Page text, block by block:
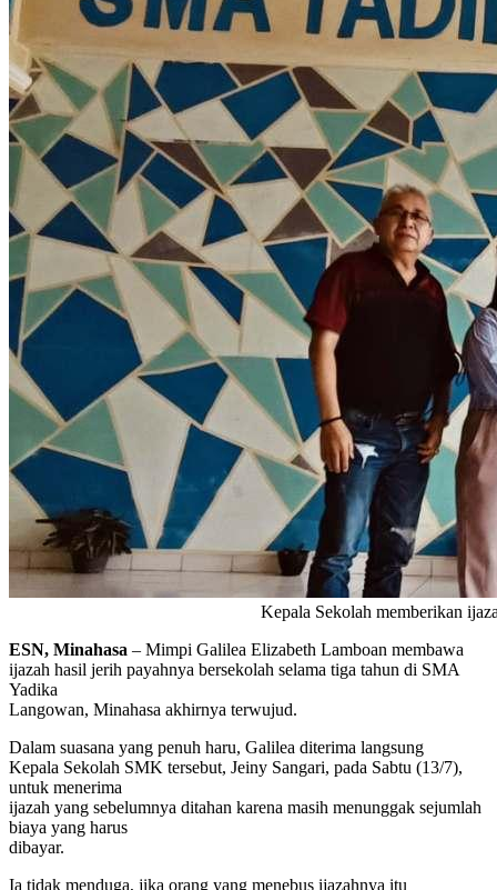
Kepala Sekolah memberikan
ESN, Minahasa – Mimpi Galilea Elizabeth Lamboan membawa
ijazah hasil jerih payahnya bersekolah selama tiga tahun di SMA
Yadika
Langowan, Minahasa akhirnya terwujud.
Dalam suasana yang penuh haru, Galilea diterima langsung
Kepala Sekolah SMK tersebut, Jeiny Sangari, pada Sabtu (13/7),
untuk menerima
ijazah yang sebelumnya ditahan karena masih menunggak sejumlah
biaya yang harus
dibayar.
Ia tidak menduga, jika orang yang menebus ijazahnya itu